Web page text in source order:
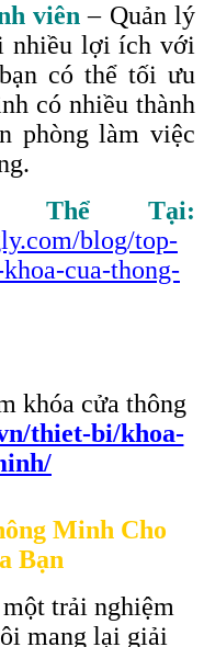
viên – Quản lý
nhiều lợi ích với
có thể tối ưu
có nhiều thành
phòng làm việc
Thể Tại:
blog/top-
cua-thong-
khóa cửa thông
thiet-bi/khoa-
Minh Cho
Bạn
trải nghiệm
mang lại giải